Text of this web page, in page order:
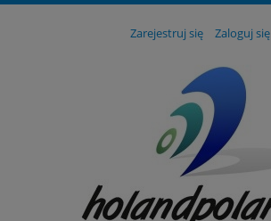
Zarejestruj się Zaloguj się